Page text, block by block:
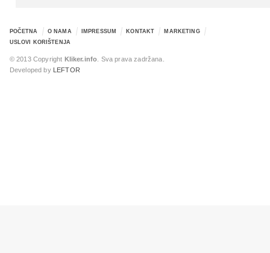
POČETNA O NAMA IMPRESSUM KONTAKT
MARKETING
USLOVI KORIŠTENJA
© 2013 Copyright Kliker.info . Sva prava zadržana.
Developed by
LEFTOR